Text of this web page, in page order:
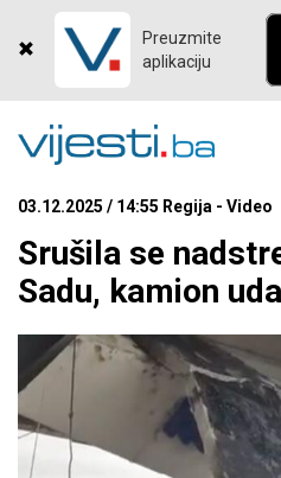
Preuzmite
aplikaciju
03.12.2025 / 14:55 Regija - Video
Srušila se
Sadu, kamion